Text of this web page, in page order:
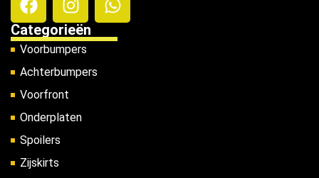
Categorieën
Voorbumpers
Achterbumpers
Voorfront
Onderplaten
Spoilers
Zijskirts